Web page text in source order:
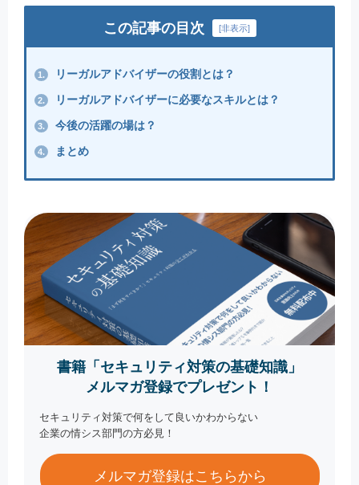
この記事の目次 [非表示]
1. リーガルアドバイザーの役割とは？
2. リーガルアドバイザーに必要なスキルとは？
3. 今後の活躍の場は？
4. まとめ
書籍「セキュリティ対策の基礎知識」
メルマガ登録でプレゼント！
セキュリティ対策で何をして良いかわからない
企業の情シス部門の方必見！
メルマガ登録はこちらから